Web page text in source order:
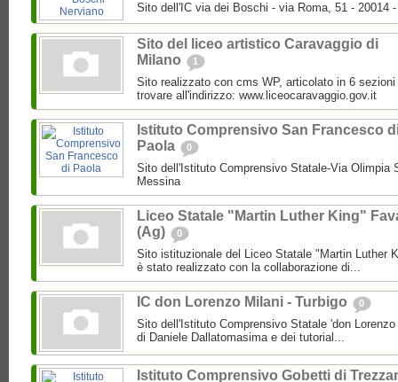
Sito dell'IC via dei Boschi - via Roma, 51 - 20014
Sito del liceo artistico Caravaggio di
Milano
1
Sito realizzato con cms WP, articolato in 6
trovare all'indirizzo: www.liceocaravaggio.gov.it
Istituto Comprensivo San Francesco
Paola
0
Sito dell'Istituto Comprensivo Statale-Via Olimpia
Messina
Liceo Statale "Martin Luther King"
(Ag)
0
Sito istituzionale del Liceo Statale "Martin Luther
è stato realizzato con la collaborazione di...
IC don Lorenzo Milani - Turbigo 0
Sito dell'Istituto Comprensivo Statale 'don
di Daniele Dallatomasima e dei tutorial...
Istituto Comprensivo Gobetti di